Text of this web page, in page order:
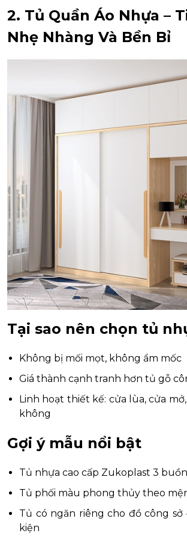
2. Tủ Quần Áo Nhựa –
Nhẹ Nhàng Và Bền Bỉ
Tại sao nên chọn tủ
Không bị mối mọt, không ẩm mốc
Giá thành cạnh tranh hơn tủ gỗ
Linh hoạt thiết kế: cửa lùa, cửa
không
Gợi ý mẫu nổi bật
Tủ nhựa cao cấp Zukoplast 3
Tủ phối màu phong thủy theo
Tủ có ngăn riêng cho đồ công sở
kiện